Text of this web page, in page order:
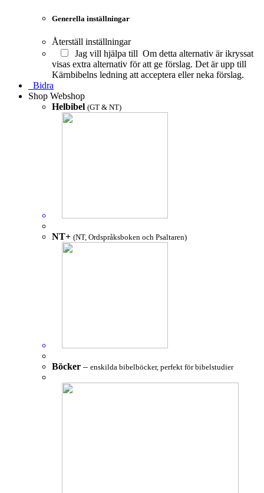
Generella inställningar
Återställ inställningar
Jag vill hjälpa till Om detta alternativ är ikryssat
visas extra alternativ för att ge förslag. Det är upp till
Kärnbibelns ledning att acceptera eller neka förslag.
Bidra
Shop Webshop
Helbibel (GT & NT)
NT+ (NT, Ordspråksboken och Psaltaren)
Böcker – enskilda bibelböcker, perfekt för bibelstudier